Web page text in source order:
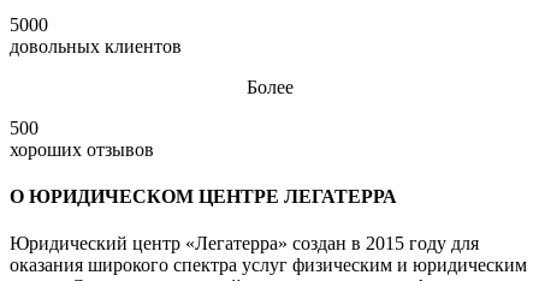
5000
довольных клиентов
Более
500
хороших отзывов
О ЮРИДИЧЕСКОМ ЦЕНТРЕ ЛЕГАТЕРРА
Юридический центр «Легатерра» создан в 2015 году для
оказания широкого спектра услуг физическим и юридическим